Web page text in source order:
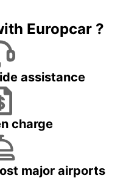
Europcar ?
assistance
charge
major airports